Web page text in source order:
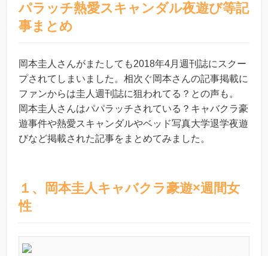
パラッチ熱愛スキャンダル夜遊び等記
事まとめ
岡本圭人さんがまたしても2018年4月週刊誌にスクー
プされてしまいました。相次ぐ岡本さんの記事掲載に
ファンからは圭人週刊誌に狙われてる？との声も。
岡本圭人さんはパパラッチされている？キャバクラ豪
遊事件や熱愛スキャンダルやベッド写真大学退学夜遊
びなど掲載された記事をまとめてみました。
１、岡本圭人キャバクラ豪遊×週間女
性